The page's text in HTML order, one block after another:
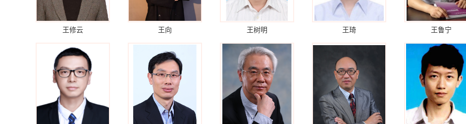
王修云 王向 王树明 王琦 王鲁宁